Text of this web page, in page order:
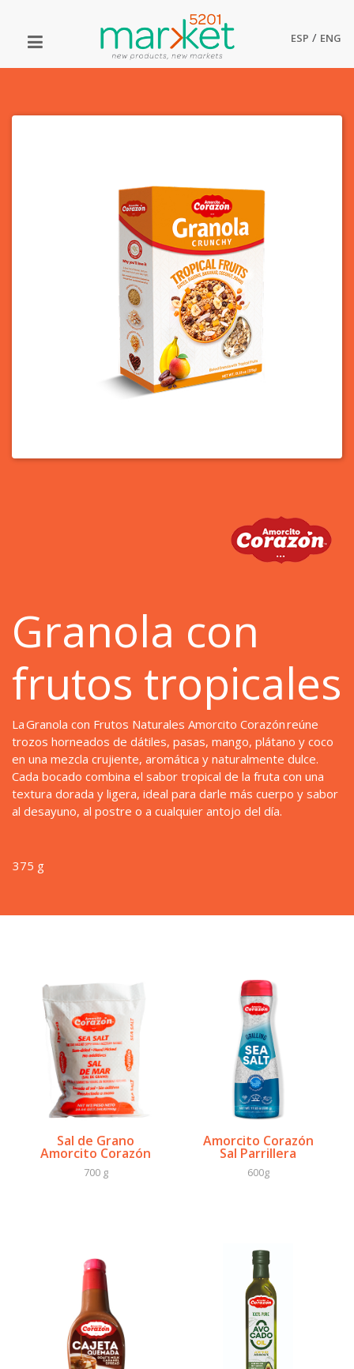
ESP / ENG
Granola con
frutos tropicales
La Granola con Frutos Naturales Amorcito Corazón reúne
trozos horneados de dátiles, pasas, mango, plátano y coco
en una mezcla crujiente, aromática y naturalmente dulce.
Cada bocado combina el sabor tropical de la fruta con una
textura dorada y ligera, ideal para darle más cuerpo y sabor
al desayuno, al postre o a cualquier antojo del día.
375 g
Sal de Grano
Amorcito Corazón
700 g
Amorcito Corazón
Sal Parrillera
600g